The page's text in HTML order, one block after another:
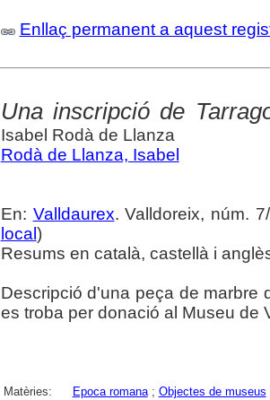
Enllaç permanent a aquest
Una inscripció de
Isabel Rodà de Llanza
Rodà de Llanza, Isabel
En: Valldaurex. Valldoreix, núm.
local)
Resums en català, castellà i
Descripció d'una peça de marbre
es troba per donació al Museu de
Matèries: Epoca romana; Objectes de museus